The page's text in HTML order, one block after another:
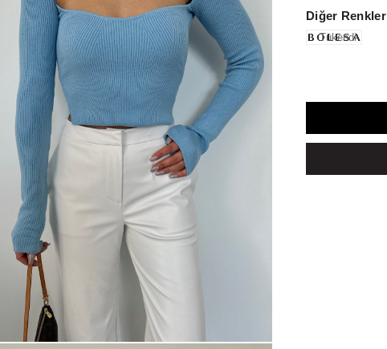
Diğer Renkler
Tükendi